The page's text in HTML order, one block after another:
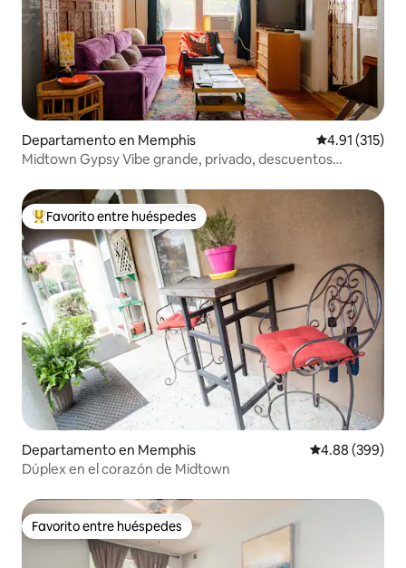
Departamento en Memphis Calificación
4.91 (315)
Midtown Gypsy Vibe grande, privado, descuentos
De los mejores en Favorito entre huéspedes
Favorito entre huéspedes
Departamento en Memphis Calificación
4.88 (399)
Dúplex en el corazón de Midtown
Favorito entre huéspedes
Favorito entre huéspedes